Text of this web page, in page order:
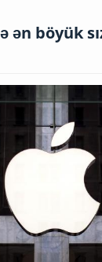
böyük